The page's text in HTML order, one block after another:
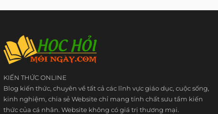
KIẾN THỨC ONLINE
Blog kiến thức, chuyên về tất cả các lĩnh vực giáo dục, cuộc sống,
kinh nghiệm, chia sẻ Website chỉ mang tính chất sưu tầm kiến
thức của cá nhân. Website không có giá trị thương mại.